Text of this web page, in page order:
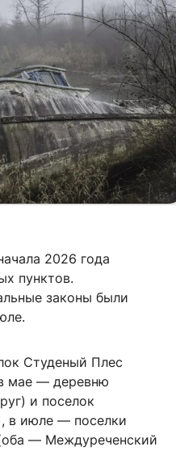
2026 года
пунктов.
законы были
Студеный Плес
мае — деревню
и поселок
в июле — поселки
— Междуреченский